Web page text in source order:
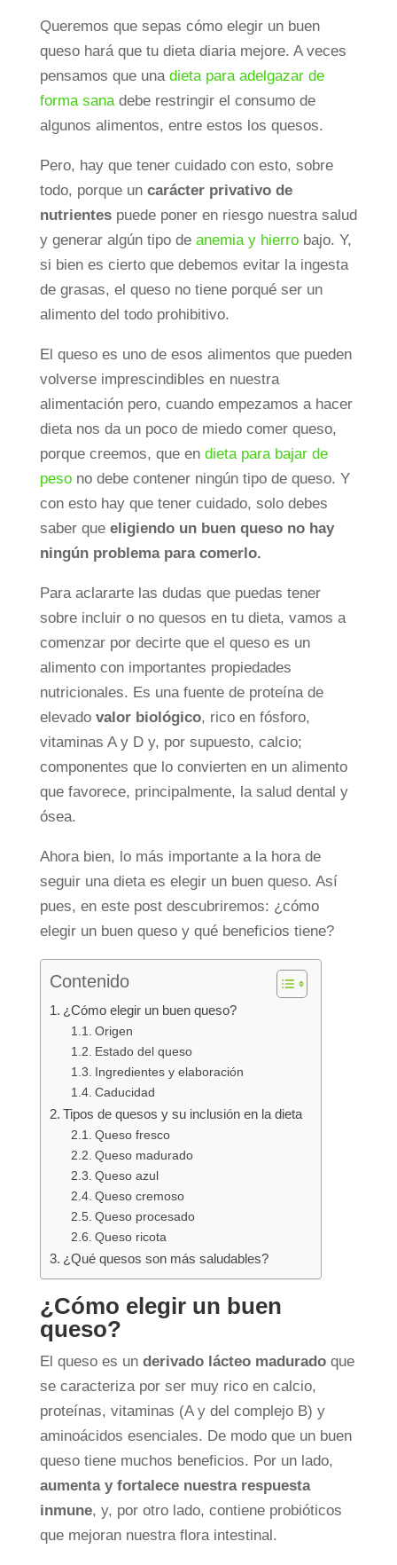
Queremos que sepas cómo elegir un buen
queso hará que tu dieta diaria mejore. A veces
pensamos que una dieta para adelgazar de
forma sanadebe restringir el consumo de
algunos alimentos, entre estos los quesos.
Pero, hay que tener cuidado con esto, sobre
todo, porque un carácter privativo de
nutrientespuede poner en riesgo nuestra salud
y generar algún tipo de anemia y hierrobajo. Y,
si bien es cierto que debemos evitar la ingesta
de grasas, el queso no tiene porqué ser un
alimento del todo prohibitivo.
El queso es uno de esos alimentos que pueden
volverse imprescindibles en nuestra
alimentación pero, cuando empezamos a hacer
dieta nos da un poco de miedo comer queso,
porque creemos, que en dieta para bajar de
pesono debe contener ningún tipo de queso. Y
con esto hay que tener cuidado, solo debes
saber que eligiendo un buen queso no hay
ningún problema para comerlo.
Para aclararte las dudas que puedas tener
sobre incluir o no quesos en tu dieta, vamos a
comenzar por decirte que el queso es un
alimento con importantes propiedades
nutricionales. Es una fuente de proteína de
elevado valor biológico, rico en fósforo,
vitaminas A y D y, por supuesto, calcio;
componentes que lo convierten en un alimento
que favorece, principalmente, la salud dental y
ósea.
Ahora bien, lo más importante a la hora de
seguir una dieta es elegir un buen queso. Así
pues, en este post descubriremos: ¿cómo
elegir un buen queso y qué beneficios tiene?
Contenido
¿Cómo elegir un buen queso?
Origen
Estado del queso
Ingredientes y elaboración
Caducidad
Tipos de quesos y su inclusión en la dieta
Queso fresco
Queso madurado
Queso azul
Queso cremoso
Queso procesado
Queso ricota
¿Qué quesos son más saludables?
¿Cómo elegir un buen
queso?
El queso es un derivado lácteo maduradoque
se caracteriza por ser muy rico en calcio,
proteínas, vitaminas (A y del complejo B) y
aminoácidos esenciales. De modo que un buen
queso tiene muchos beneficios. Por un lado,
aumenta y fortalece nuestra respuesta
inmune, y, por otro lado, contiene probióticos
que mejoran nuestra flora intestinal.